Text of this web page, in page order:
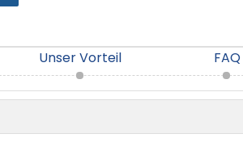
Unser Vorteil FAQ